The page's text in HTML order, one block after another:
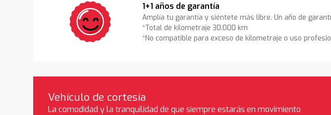
1+1 años de garantía
Amplía tu garantía y siéntete más libre. Un año de
*Total de kilometraje 30.000 km
*No compatible para exceso de kilometraje o uso
Vehículo de cortesía
La comodidad y la tranquilidad de que siempre estarás en movimiento